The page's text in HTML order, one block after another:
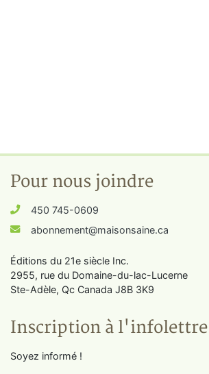
Pour nous joindre
450 745-0609
abonnement@maisonsaine.ca
Éditions du 21e siècle Inc.
2955, rue du Domaine-du-lac-Lucerne
Ste-Adèle, Qc Canada J8B 3K9
Inscription à l'infolettre
Soyez informé !